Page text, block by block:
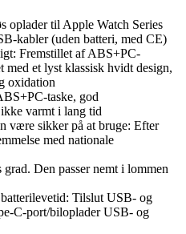
oplader til Apple Watch Series
kabler (uden batteri, med CE)
Fremstillet af ABS+PC-
med et lyst klassisk hvidt design,
oxidation
taske, god
varmt i lang tid
være sikker på at bruge: Efter
med nationale
Den passer nemt i lommen
Tilslut USB- og
C-port/biloplader USB- og